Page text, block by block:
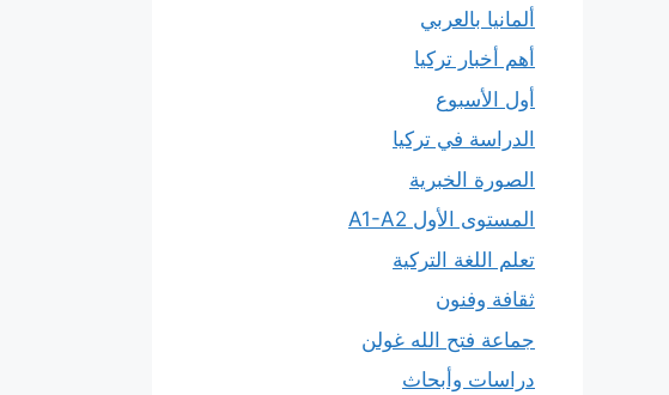
ألمانيا بالعربي
أهم أخبار تركيا
أول الأسبوع
الدراسة في تركيا
الصورة الخبرية
المستوى الأول A1-A2
تعلم اللغة التركية
ثقافة وفنون
جماعة فتح الله غولن
دراسات وأبحاث